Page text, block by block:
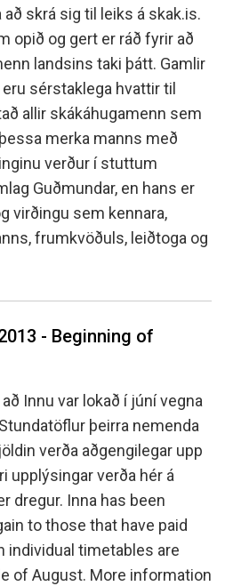
skrá sig til leiks á skak.is.
opið og gert er ráð fyrir að
landsins taki þátt. Gamlir
sérstaklega hvattir til
allir skákáhugamenn sem
merka manns með
verður í stuttum
Guðmundar, en hans er
virðingu sem kennara,
frumkvöðuls, leiðtoga og
- Beginning of
Innu var lokað í júní vegna
þeirra nemenda
verða aðgengilegar upp
upplýsingar verða hér á
dregur. Inna has been
to those that have paid
individual timetables are
of August. More information